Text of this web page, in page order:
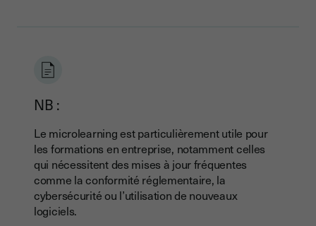
NB :
Le microlearning est particulièrement utile pour
les formations en entreprise, notamment celles
qui nécessitent des mises à jour fréquentes
comme la conformité réglementaire, la
cybersécurité ou l’utilisation de nouveaux
logiciels.